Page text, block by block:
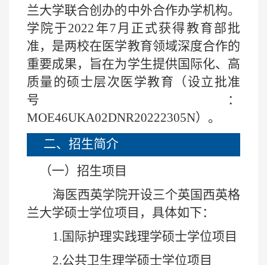
兰大学联合创办的中外合作办学机构。
学院于2022 年7 月正式获得教育部批
准，是两校在医学教育领域深度合作的
重要成果，旨在为学生提供国际化、高
质量的硕士层次医学教育（ 设立批准
号：
MOE46UKA02DNR20222305N）。
二、招生简介
（一）招生项目
海医西英学院开设三个英国西英格
兰大学硕士学位项目，具体如下：
1.国际护理实践理学硕士学位项目
2.公共卫生理学硕士学位项目